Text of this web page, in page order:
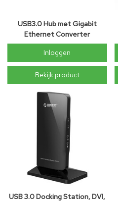
USB3.0 Hub met Gigabit
Ethernet Converter
Inloggen
Bekijk product
USB 3.0 Docking Station, DVI,